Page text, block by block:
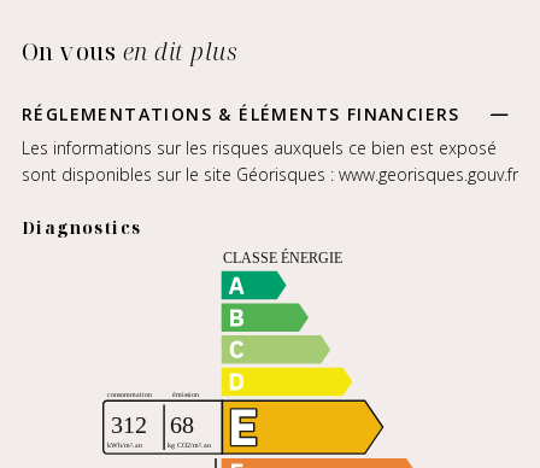
On vous en dit plus
RÉGLEMENTATIONS & ÉLÉMENTS FINANCIERS
Les informations sur les risques auxquels ce bien est exposé
sont disponibles sur le site Géorisques : www.georisques.gouv.fr
Diagnostics